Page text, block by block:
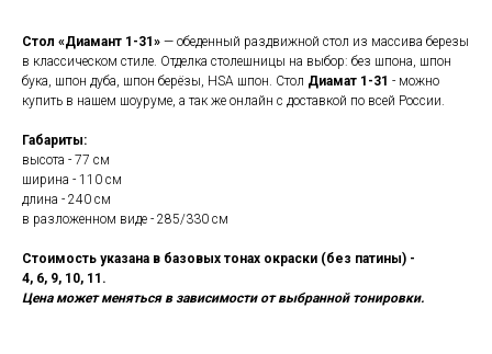
Стол «Диамант 1-31» — обеденный раздвижной стол из массива березы
в классическом стиле. Отделка столешницы на выбор: без шпона, шпон
бука, шпон дуба, шпон берёзы, HSA шпон. Стол Диамат 1-31 - можно
купить в нашем шоуруме, а так же онлайн с доставкой по всей России.
Габариты:
высота - 77 см
ширина - 110 см
длина - 240 см
в разложенном виде - 285/330 см
Стоимость указана в базовых тонах окраски (без патины) -
4, 6, 9, 10, 11.
Цена может меняться в зависимости от выбранной тонировки.